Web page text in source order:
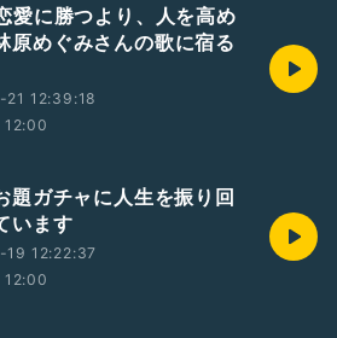
に勝つより、人を高め
原めぐみさんの歌に宿る
12:39:18
12:00
ガチャに人生を振り回
います
12:22:37
12:00